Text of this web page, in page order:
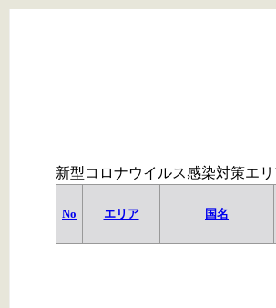
新型コロナウイルス感染対策エ
No エリア 国名